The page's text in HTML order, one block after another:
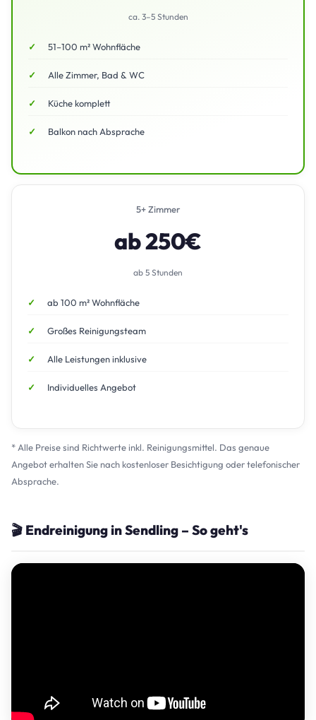
ca. 3–5 Stunden
51–100 m² Wohnfläche
Alle Zimmer, Bad & WC
Küche komplett
Balkon nach Absprache
5+ Zimmer
ab 250€
ab 5 Stunden
ab 100 m² Wohnfläche
Großes Reinigungsteam
Alle Leistungen inklusive
Individuelles Angebot
* Alle Preise sind Richtwerte inkl. Reinigungsmittel. Das genaue
Angebot erhalten Sie nach kostenloser Besichtigung oder telefonischer
Absprache.
🎬 Endreinigung in Sendling – So geht's